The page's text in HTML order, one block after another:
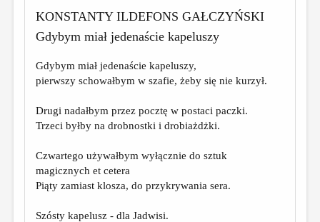
ОТ РЕДАКЦИИ
МАЛАЯ ПРОЗА
ЭССЕИСТИКА
ЛИТЕРАТУРОВЕДЕНИЕ
КУЛЬТУРОВЕДЕНИЕ
ПУБЛИЦИСТИКА
РЕЦЕНЗИРОВАНИЕ
ЦИКЛЫ ПУБЛИКАЦИЙ
ТРЕДИАКОВСКИЙ
KONSTANTY ILDEFONS GAŁCZYŃSKI
Gdybym miał jedenaście kapeluszy
Gdybym miał jedenaście kapeluszy,
pierwszy schowałbym w szafie, żeby się nie kurzył.
Drugi nadałbym przez pocztę w postaci paczki.
Trzeci byłby na drobnostki i drobiażdżki.
Czwartego używałbym wyłącznie do sztuk
magicznych et cetera
Piąty zamiast klosza, do przykrywania sera.
Szósty kapelusz - dla Jadwisi.